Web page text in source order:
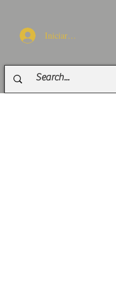
Iniciar sesión